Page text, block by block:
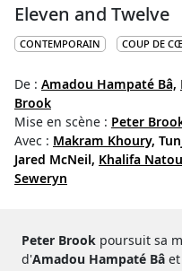
Eleven and Twelve
CONTEMPORAIN COUP DE
De : Amadou Hampaté Bâ,
Brook
Mise en scène : Peter
Avec : Makram Khoury,
Jared McNeil, Khalifa
Seweryn
Peter Brook poursuit sa
d'Amadou Hampaté Bâ